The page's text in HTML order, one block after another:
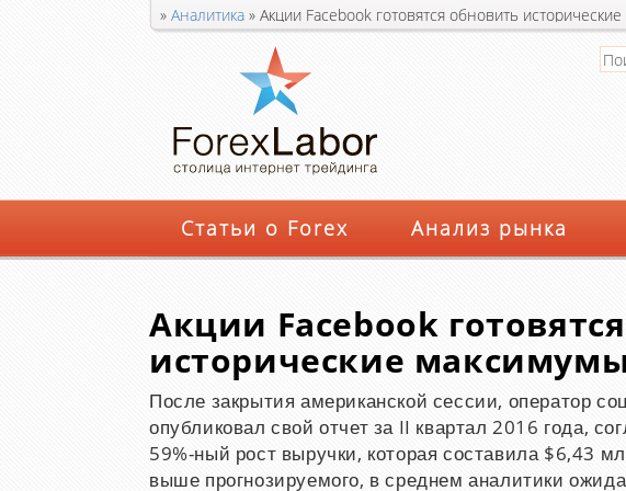
» Аналитика » Акции Facebook готовятся обновить
Статьи о Forex Анализ рынка
Акции Facebook
исторические
После закрытия американской сессии, оператор
опубликовал свой отчет за II квартал 2016 года,
59%-ный рост выручки, которая составила $6,43
выше прогнозируемого, в среднем аналитики